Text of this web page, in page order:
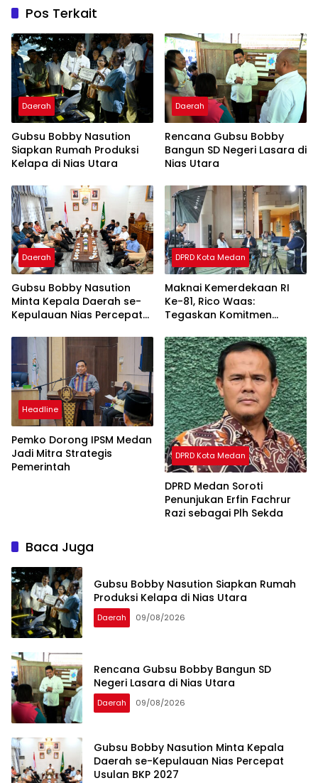
Pos Terkait
Daerah
Gubsu Bobby Nasution
Siapkan Rumah Produksi
Kelapa di Nias Utara
Daerah
Rencana Gubsu Bobby
Bangun SD Negeri Lasara di
Nias Utara
Daerah
Gubsu Bobby Nasution
Minta Kepala Daerah se-
Kepulauan Nias Percepat
DPRD Kota Medan
Maknai Kemerdekaan RI
Ke-81, Rico Waas:
Tegaskan Komitmen
Headline
Pemko Dorong IPSM Medan
Jadi Mitra Strategis
Pemerintah
DPRD Kota Medan
DPRD Medan Soroti
Penunjukan Erfin Fachrur
Razi sebagai Plh Sekda
Baca Juga
Gubsu Bobby Nasution Siapkan Rumah
Produksi Kelapa di Nias Utara
Daerah 09/08/2026
Rencana Gubsu Bobby Bangun SD
Negeri Lasara di Nias Utara
Daerah 09/08/2026
Gubsu Bobby Nasution Minta Kepala
Daerah se-Kepulauan Nias Percepat
Usulan BKP 2027